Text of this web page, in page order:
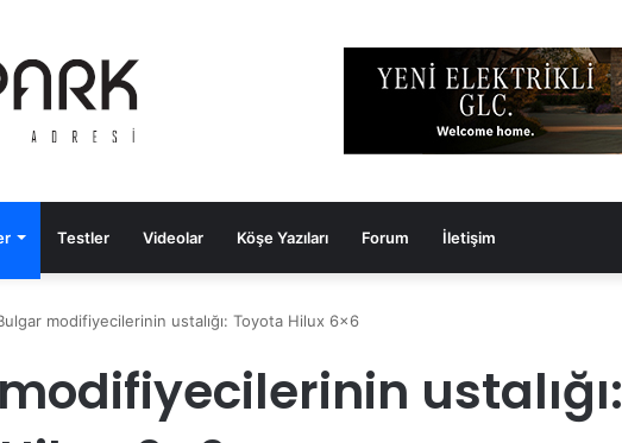
Testler Videolar Köşe Yazıları Forum İletişim
modifiyecilerinin ustalığı: Toyota Hilux 6×6
ustalığı: